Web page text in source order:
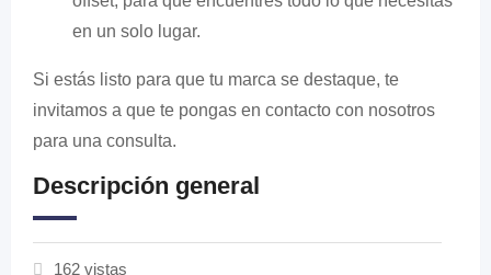
en un solo lugar.
Si estás listo para que tu marca se destaque, te
invitamos a que te pongas en contacto con nosotros
para una consulta.
Descripción general
162 vistas